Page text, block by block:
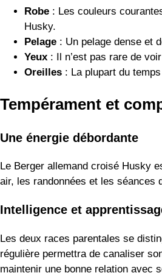
Robe : Les couleurs
Husky.
Pelage : Un pelage dense et
Yeux : Il n’est pas rare de
Oreilles : La plupart du
Tempérament et
Une énergie débordante
Le Berger allemand croisé Husky
air, les randonnées et les séances
Intelligence et
Les deux races parentales se
régulière permettra de canaliser
maintenir une bonne relation avec